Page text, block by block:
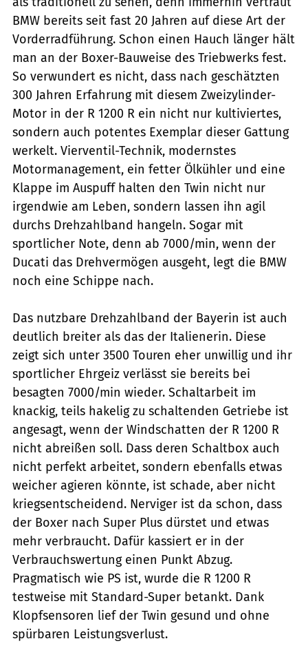
BMW bereits seit fast 20 Jahren auf diese Art der
Vorderradführung. Schon einen Hauch länger hält
man an der Boxer-Bauweise des Triebwerks fest.
So verwundert es nicht, dass nach geschätzten
300 Jahren Erfahrung mit diesem Zweizylinder-
Motor in der R 1200 R ein nicht nur kultiviertes,
sondern auch potentes Exemplar dieser Gattung
werkelt. Vierventil-Technik, modernstes
Motormanagement, ein fetter Ölkühler und eine
Klappe im Auspuff halten den Twin nicht nur
irgendwie am Leben, sondern lassen ihn agil
durchs Drehzahlband hangeln. Sogar mit
sportlicher Note, denn ab 7000/min, wenn der
Ducati das Drehvermögen ausgeht, legt die BMW
noch eine Schippe nach.
Das nutzbare Drehzahlband der Bayerin ist auch
deutlich breiter als das der Italienerin. Diese
zeigt sich unter 3500 Touren eher unwillig und ihr
sportlicher Ehrgeiz verlässt sie bereits bei
besagten 7000/min wieder. Schaltarbeit im
knackig, teils hakelig zu schaltenden Getriebe ist
angesagt, wenn der Windschatten der R 1200 R
nicht abreißen soll. Dass deren Schaltbox auch
nicht perfekt arbeitet, sondern ebenfalls etwas
weicher agieren könnte, ist schade, aber nicht
kriegsentscheidend. Nerviger ist da schon, dass
der Boxer nach Super Plus dürstet und etwas
mehr verbraucht. Dafür kassiert er in der
Verbrauchswertung einen Punkt Abzug.
Pragmatisch wie PS ist, wurde die R 1200 R
testweise mit Standard-Super betankt. Dank
Klopfsensoren lief der Twin gesund und ohne
spürbaren Leistungsverlust.